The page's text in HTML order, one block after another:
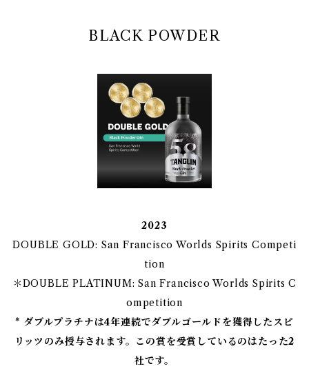
BLACK POWDER
2023
DOUBLE GOLD: San Francisco Worlds Spirits Competi
tion
＊DOUBLE PLATINUM: San Francisco Worlds Spirits C
ompetition
* ダブルプラチナは4年連続でダブルゴールドを獲得したスピ
リッツのみ授与されます。この賞を受賞しているのはたった2
社です。